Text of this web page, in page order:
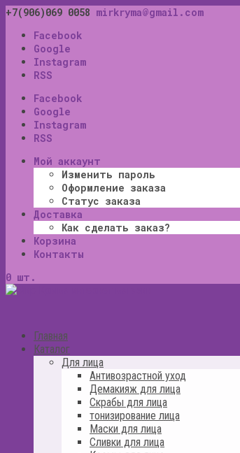
+7(906)069 0058 mirkryma@gmail.com
Facebook
Google
Instagram
RSS
Facebook
Google
Instagram
RSS
Мой аккаунт
Изменить пароль
Оформление заказа
Статус заказа
Доставка
Как сделать заказ?
Корзина
Контакты
0 шт.
Главная
Каталог
Для лица
Антивозрастной уход
Демакияж для лица
Скрабы для лица
тонизирование лица
Маски для лица
Сливки для лица